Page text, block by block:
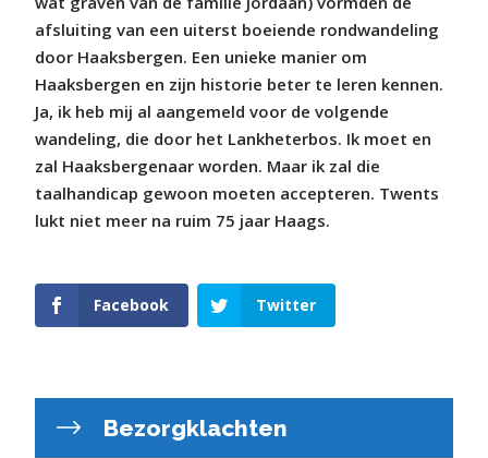
afsluiting van een uiterst boeiende rondwandeling
door Haaksbergen. Een unieke manier om
Haaksbergen en zijn historie beter te leren kennen.
Ja, ik heb mij al aangemeld voor de volgende
wandeling, die door het Lankheterbos. Ik moet en
zal Haaksbergenaar worden. Maar ik zal die
taalhandicap gewoon moeten accepteren. Twents
lukt niet meer na ruim 75 jaar Haags.
Facebook Twitter
Bezorgklachten